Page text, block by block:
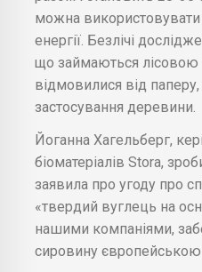
можна
енергії. Безлічі
що займаються лісовою
відмовилися від
застосування деревини.
Йоганна Хагельберг,
біоматеріалів Stora,
заявила про угоду про
«твердий вуглець на
нашими компаніями,
сировину європейською